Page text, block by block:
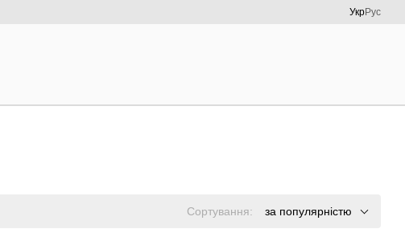
УкрРус
Сортування: за популярністю